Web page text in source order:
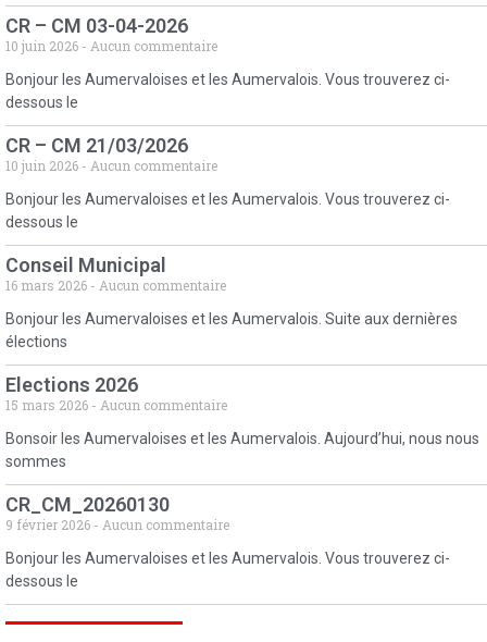
CR – CM 03-04-2026
10 juin 2026
Aucun commentaire
Bonjour les Aumervaloises et les Aumervalois. Vous trouverez ci-
dessous le
CR – CM 21/03/2026
10 juin 2026
Aucun commentaire
Bonjour les Aumervaloises et les Aumervalois. Vous trouverez ci-
dessous le
Conseil Municipal
16 mars 2026
Aucun commentaire
Bonjour les Aumervaloises et les Aumervalois. Suite aux dernières
élections
Elections 2026
15 mars 2026
Aucun commentaire
Bonsoir les Aumervaloises et les Aumervalois. Aujourd’hui, nous nous
sommes
CR_CM_20260130
9 février 2026
Aucun commentaire
Bonjour les Aumervaloises et les Aumervalois. Vous trouverez ci-
dessous le